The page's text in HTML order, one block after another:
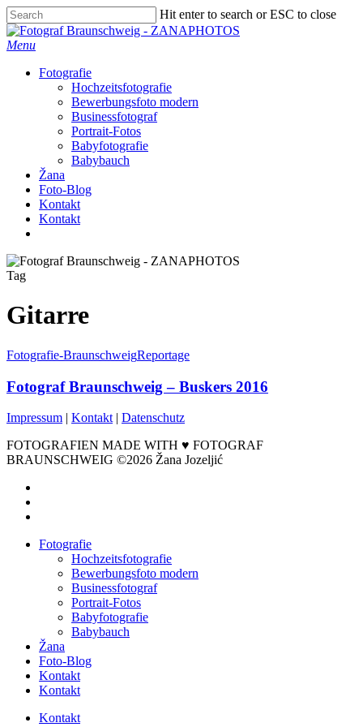
Skip
to
main
Hit enter to search or ESC to close
Close
Search
Menu
Fotografie
Hochzeitsfotografie
Bewerbungsfoto modern
Businessfotograf
Portrait-Fotos
Babyfotografie
Babybauch
Žana
Foto-Blog
Kontakt
Kontakt
Tag
Gitarre
Fotografie-BraunschweigReportage
Fotograf Braunschweig – Buskers 2016
Impressum | Kontakt | Datenschutz
FOTOGRAFIEN MADE WITH ♥ FOTOGRAF
BRAUNSCHWEIG ©2026 Žana Jozeljić
Close
Fotografie
Hochzeitsfotografie
Bewerbungsfoto modern
Businessfotograf
Portrait-Fotos
Babyfotografie
Babybauch
Žana
Foto-Blog
Kontakt
Kontakt
Kontakt